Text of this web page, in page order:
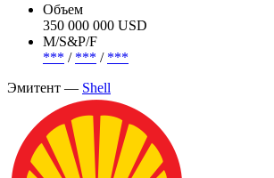
Объем
350 000 000 USD
М/S&P/F
*** / *** / ***
Эмитент — Shell